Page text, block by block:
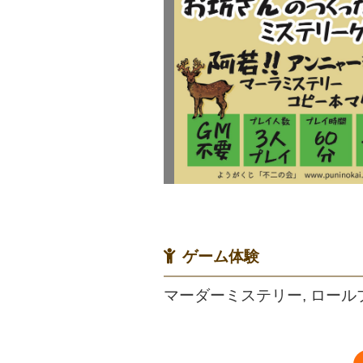
ゲーム体験
マーダーミステリー, ロール